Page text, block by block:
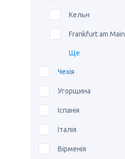
Кельн
Frankfurt am Main
Ще
Чехія
Угорщина
Іспанія
Італія
Вірменія